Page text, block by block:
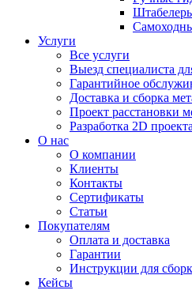
Услуги
Все услуги
Выезд специалиста
Гарантийное
Доставка и сборка
Проект расстановки
Разработка 2D
О нас
О компании
Клиенты
Контакты
Сертификаты
Статьи
Покупателям
Оплата и доставка
Гарантии
Инструкции для
Кейсы